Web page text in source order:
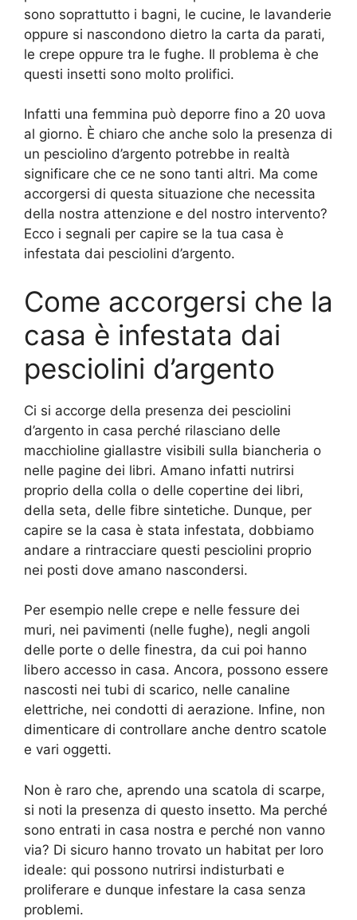
sono soprattutto i bagni, le cucine, le lavanderie
oppure si nascondono dietro la carta da parati,
le crepe oppure tra le fughe. Il problema è che
questi insetti sono molto prolifici.
Infatti una femmina può deporre fino a 20 uova
al giorno. È chiaro che anche solo la presenza di
un pesciolino d’argento potrebbe in realtà
significare che ce ne sono tanti altri. Ma come
accorgersi di questa situazione che necessita
della nostra attenzione e del nostro intervento?
Ecco i segnali per capire se la tua casa è
infestata dai pesciolini d’argento.
Come accorgersi che la
casa è infestata dai
pesciolini d’argento
Ci si accorge della presenza dei pesciolini
d’argento in casa perché rilasciano delle
macchioline giallastre visibili sulla biancheria o
nelle pagine dei libri. Amano infatti nutrirsi
proprio della colla o delle copertine dei libri,
della seta, delle fibre sintetiche. Dunque, per
capire se la casa è stata infestata, dobbiamo
andare a rintracciare questi pesciolini proprio
nei posti dove amano nascondersi.
Per esempio nelle crepe e nelle fessure dei
muri, nei pavimenti (nelle fughe), negli angoli
delle porte o delle finestra, da cui poi hanno
libero accesso in casa. Ancora, possono essere
nascosti nei tubi di scarico, nelle canaline
elettriche, nei condotti di aerazione. Infine, non
dimenticare di controllare anche dentro scatole
e vari oggetti.
Non è raro che, aprendo una scatola di scarpe,
si noti la presenza di questo insetto. Ma perché
sono entrati in casa nostra e perché non vanno
via? Di sicuro hanno trovato un habitat per loro
ideale: qui possono nutrirsi indisturbati e
proliferare e dunque infestare la casa senza
problemi.